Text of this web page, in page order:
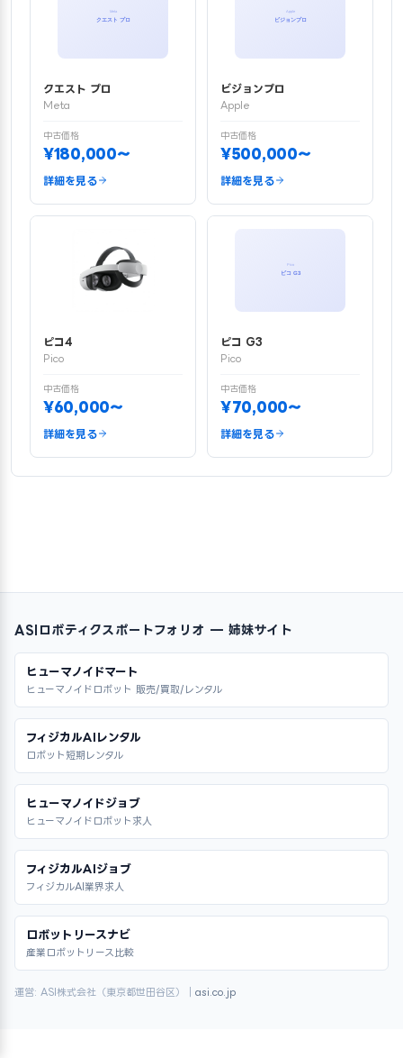
クエスト プロ
Meta
中古価格
¥180,000〜
詳細を見る
ビジョンプロ
Apple
中古価格
¥500,000〜
詳細を見る
ピコ4
Pico
中古価格
¥60,000〜
詳細を見る
ピコ G3
Pico
中古価格
¥70,000〜
詳細を見る
ASIロボティクスポートフォリオ — 姉妹サイト
ヒューマノイドマート
ヒューマノイドロボット 販売/買取/レンタル
フィジカルAIレンタル
ロボット短期レンタル
ヒューマノイドジョブ
ヒューマノイドロボット求人
フィジカルAIジョブ
フィジカルAI業界求人
ロボットリースナビ
産業ロボットリース比較
運営: ASI株式会社（東京都世田谷区）｜ asi.co.jp